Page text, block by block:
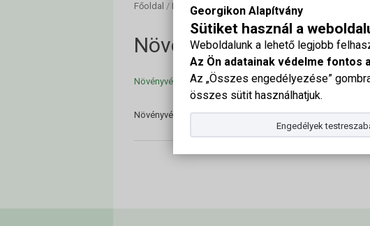
Georgikon Alapítvány
Sütiket használ a
Weboldalunk a lehető legjobb
Az Ön adatainak védelme fontos
Az „Összes engedélyezése”
összes sütit használhatjuk.
Engedélyek
Főoldal / Növényvédelmi Fórum részletes program 2024
Növényvédelmi Fórum
Növényvédelmi Fórum részletes program 2024
Növényvédelmi Fórum részletes program 2024